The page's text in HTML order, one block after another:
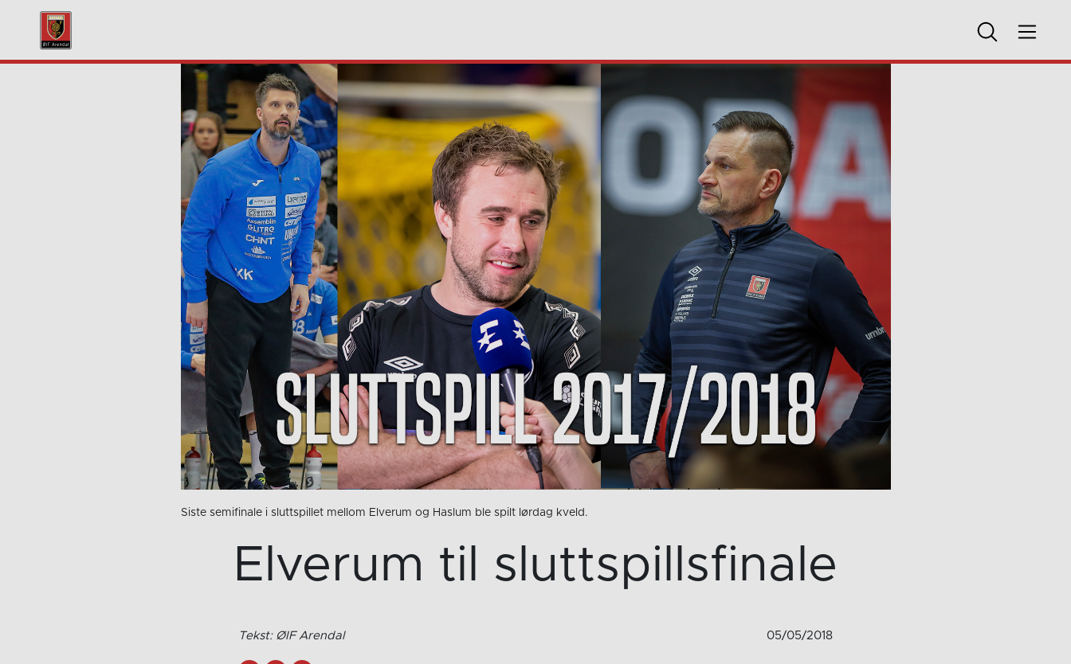
Siste semifinale i sluttspillet mellom Elverum og Haslum ble spilt lørdag kveld.
Elverum til sluttspillsfinale
Tekst: ØIF Arendal 05/05/2018